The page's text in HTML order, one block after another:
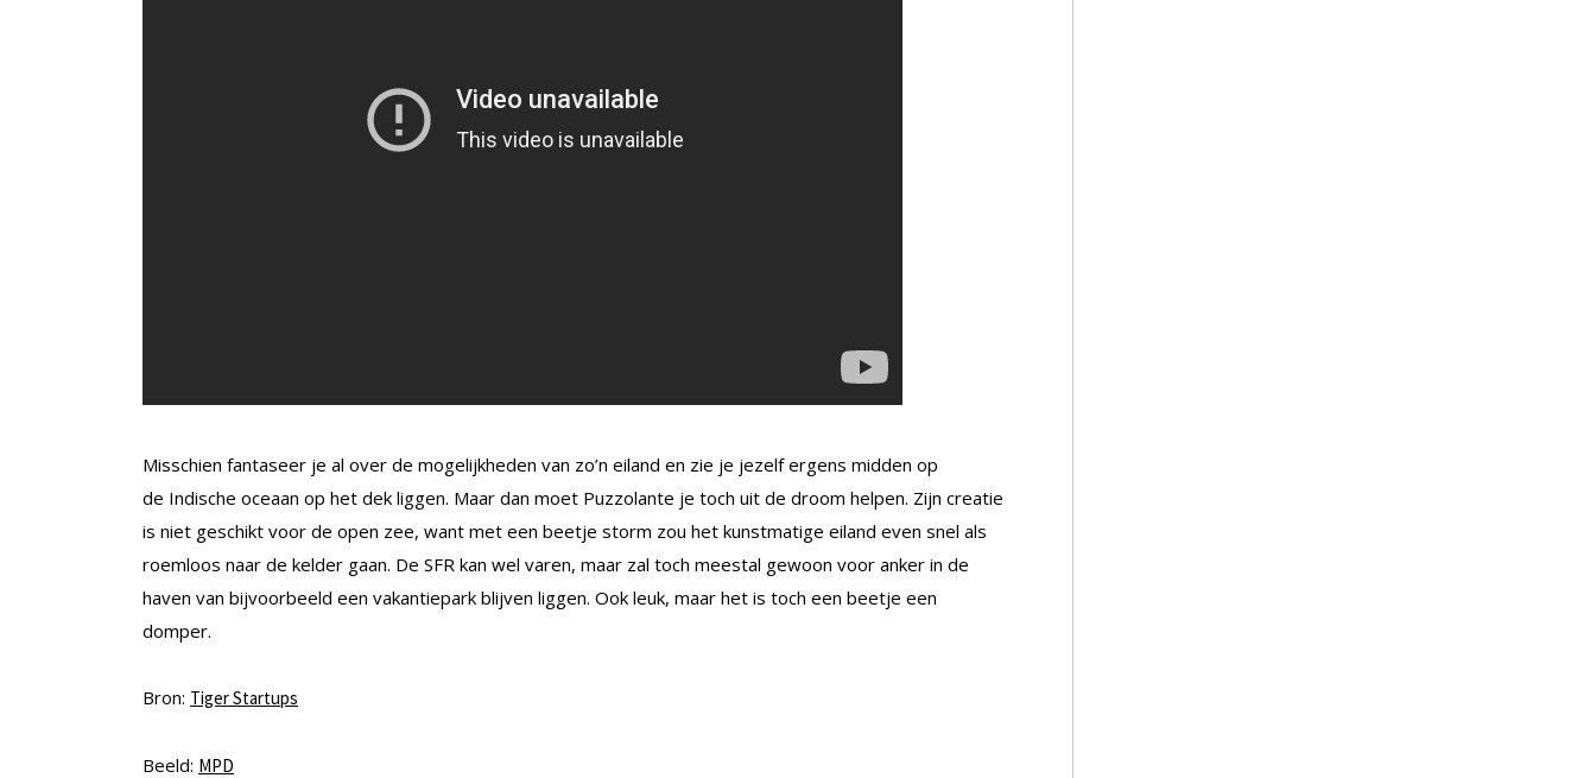
Misschien fantaseer je al over de mogelijkheden van zo’n eiland en zie je jezelf ergens midden op
de Indische oceaan op het dek liggen. Maar dan moet Puzzolante je toch uit de droom helpen. Zijn creatie
is niet geschikt voor de open zee, want met een beetje storm zou het kunstmatige eiland even snel als
roemloos naar de kelder gaan. De SFR kan wel varen, maar zal toch meestal gewoon voor anker in de
haven van bijvoorbeeld een vakantiepark blijven liggen. Ook leuk, maar het is toch een beetje een
domper.
Bron: Tiger Startups
Beeld: MPD